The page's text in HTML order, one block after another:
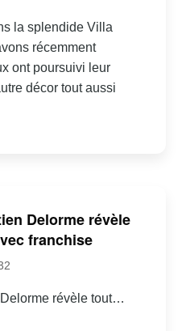
la splendide Villa
récemment
ont poursuivi leur
décor tout aussi
Delorme révèle
franchise
révèle tout…